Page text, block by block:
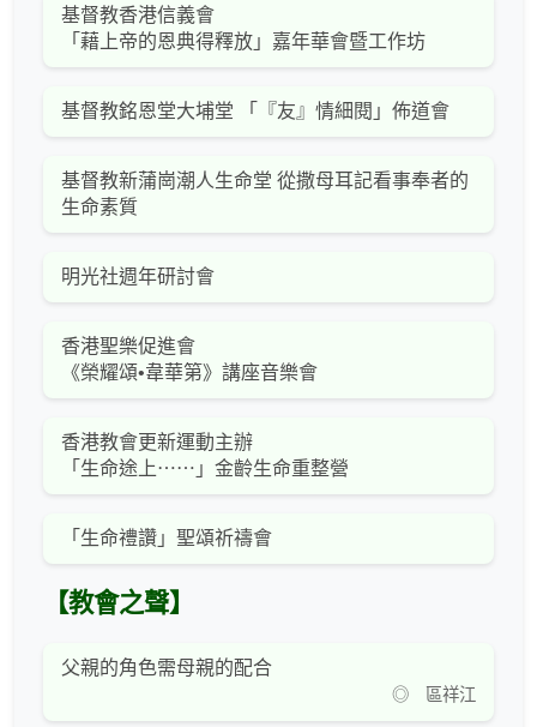
基督教香港信義會
「藉上帝的恩典得釋放」嘉年華會暨工作坊
基督教銘恩堂大埔堂 「『友』情細閱」佈道會
基督教新蒲崗潮人生命堂 從撒母耳記看事奉者的
生命素質
明光社週年研討會
香港聖樂促進會
《榮耀頌•韋華第》講座音樂會
香港教會更新運動主辦
「生命途上⋯⋯」金齡生命重整營
「生命禮讚」聖頌祈禱會
【教會之聲】
父親的角色需母親的配合
◎ 區祥江